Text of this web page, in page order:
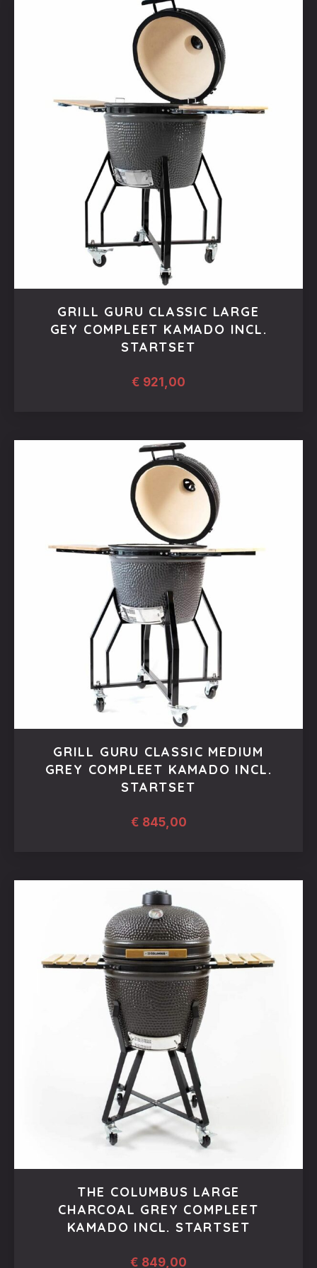
GRILL GURU CLASSIC LARGE
GEY COMPLEET KAMADO INCL.
STARTSET
€ 921,00
GRILL GURU CLASSIC MEDIUM
GREY COMPLEET KAMADO INCL.
STARTSET
€ 845,00
THE COLUMBUS LARGE
CHARCOAL GREY COMPLEET
KAMADO INCL. STARTSET
€ 849,00